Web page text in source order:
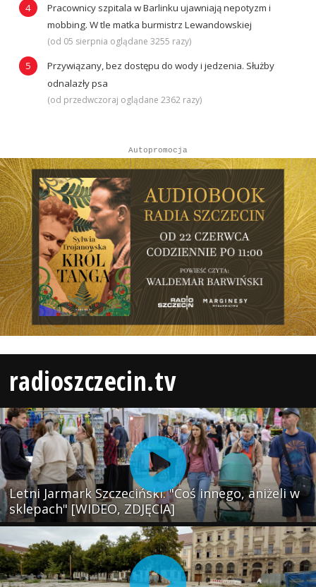
Pracownicy szpitala w Barlinku ujawniają nepotyzm i
mobbing. W tle matka burmistrz Lewandowskiej
(od 05 sierpnia oglądane 3255 razy)
Przywiązany, bez dostępu do wody i jedzenia. Służby
odnalazły psa
(od przedwczoraj oglądane 2362 razy)
Autopromocja
radioszczecin.tv
Letni Jarmark Szczeciński. "Coś innego, aniżeli w
sklepach" [WIDEO, ZDJĘCIA]